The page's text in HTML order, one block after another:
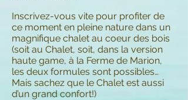
Inscrivez-vous vite pour profiter de
ce moment en pleine nature dans un
magnifique chalet au coeur des bois
(soit au Chalet, soit, dans la version
haute game, à la Ferme de Marion,
les deux formules sont possibles…
Mais sachez que le Chalet est aussi
d’un grand confort!)